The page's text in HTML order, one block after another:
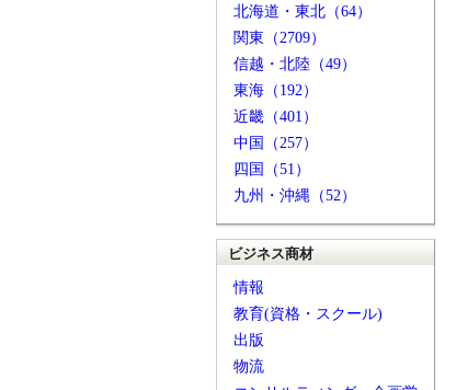
北海道・東北（64）
関東（2709）
信越・北陸（49）
東海（192）
近畿（401）
中国（257）
四国（51）
九州・沖縄（52）
ビジネス商材
情報
教育(資格・スクール)
出版
物流